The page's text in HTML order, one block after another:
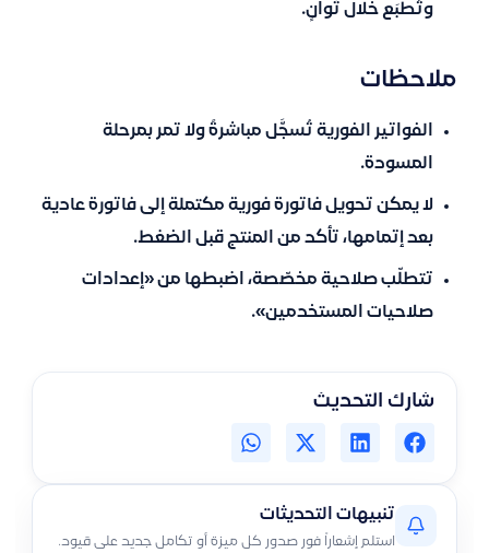
وتُطبَع خلال ثوانٍ.
ملاحظات
الفواتير الفورية تُسجَّل مباشرةً ولا تمر بمرحلة
المسودة.
لا يمكن تحويل فاتورة فورية مكتملة إلى فاتورة عادية
بعد إتمامها، تأكد من المنتج قبل الضغط.
تتطلّب صلاحية مخصّصة، اضبطها من «إعدادات
صلاحيات المستخدمين».
شارك التحديث
تنبيهات التحديثات
استلم إشعاراً فور صدور كل ميزة أو تكامل جديد على قيود.